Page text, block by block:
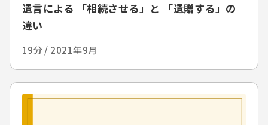
遺言による 「相続させる」と 「遺贈する」の
違い
19分 / 2021年9月